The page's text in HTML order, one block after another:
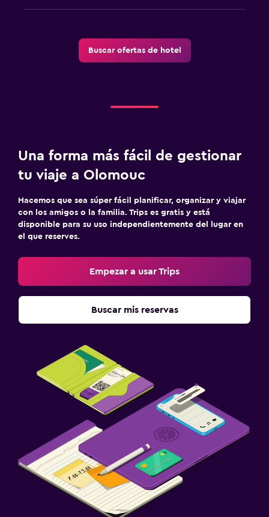
Actividades
Caja fuerte
Cuidado de niños o guardería
Cuna/cama nido disponibles
Zona de trabajo
Fax/fotocopiadora
Escritorio
Buscar ofertas de hotel
Una forma más fácil de gestionar
tu viaje a Olomouc
Hacemos que sea súper fácil planificar, organizar y viajar
con los amigos o la familia. Trips es gratis y está
disponible para su uso independientemente del lugar en
el que reserves.
Empezar a usar Trips
Buscar mis reservas